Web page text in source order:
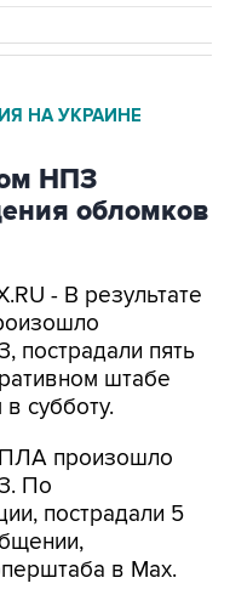
НА УКРАИНЕ
НПЗ
обломков
- В результате
пострадали пять
штабе
субботу.
произошло
По
пострадали 5
в Max.